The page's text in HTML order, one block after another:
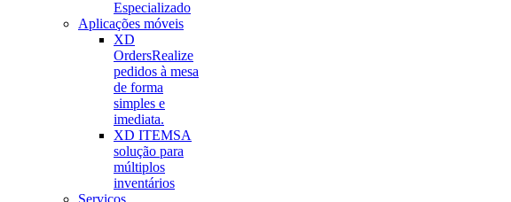
Especializado
Aplicações móveis
XD
OrdersRealize
pedidos à mesa
de forma
simples e
imediata.
XD ITEMSA
solução para
múltiplos
inventários
Serviços